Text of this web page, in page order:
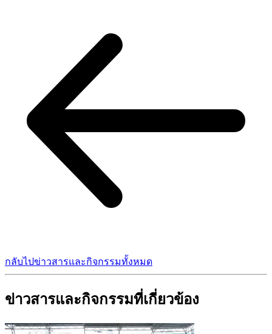
กลับไปข่าวสารและกิจกรรมทั้งหมด
ข่าวสารและกิจกรรมที่เกี่ยวข้อง